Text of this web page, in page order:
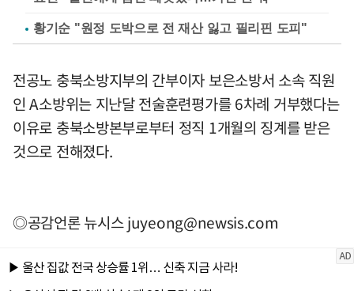
황기순 "원정 도박으로 전 재산 잃고 필리핀 도피"
전공노 충북소방지부의 간부이자 보은소방서 소속 직원
인 A소방위는 지난달 전술훈련평가를 6차례 거부했다는
이유로 충북소방본부로부터 정직 1개월의 징계를 받은
것으로 전해졌다.
◎공감언론 뉴시스juyeong@newsis.com